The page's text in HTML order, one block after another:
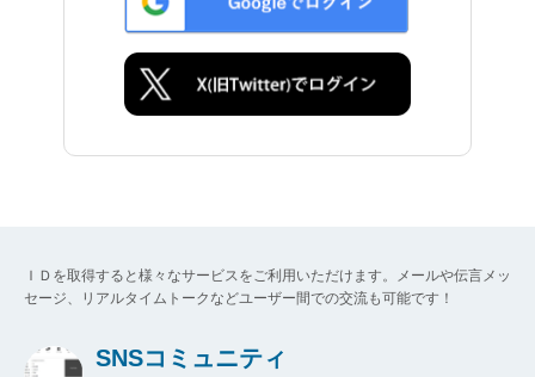
ＩＤを取得すると様々なサービスをご利用いただけます。メールや伝言メッ
セージ、リアルタイムトークなどユーザー間での交流も可能です！
SNSコミュニティ